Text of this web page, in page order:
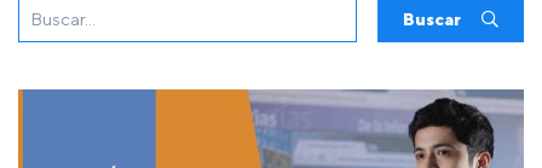
Buscar